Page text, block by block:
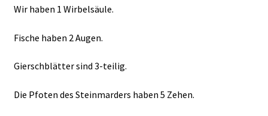
Wir haben 1 Wirbelsäule.
Fische haben 2 Augen.
Gierschblätter sind 3-teilig.
Die Pfoten des Steinmarders haben 5 Zehen.